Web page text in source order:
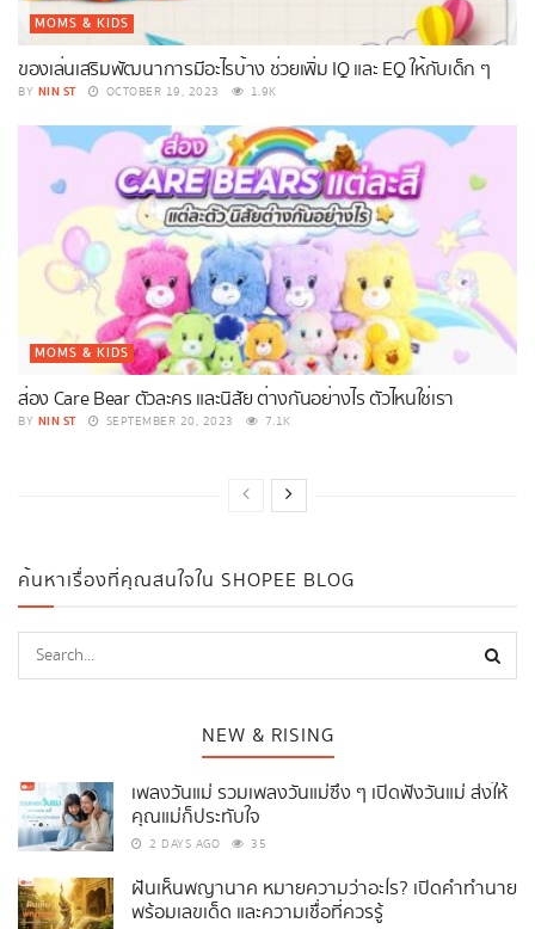
MOMS & KIDS
ของเล่นเสริมพัฒนาการมีอะไรบ้าง ช่วยเพิ่ม IQ และ EQ ให้กับเด็ก ๆ
BY NIN ST OCTOBER 19, 2023 1.9K
MOMS & KIDS
ส่อง Care Bear ตัวละคร และนิสัย ต่างกันอย่างไร ตัวไหนใช่เรา
BY NIN ST SEPTEMBER 20, 2023 7.1K
ค้นหาเรื่องที่คุณสนใจใน SHOPEE BLOG
NEW & RISING
เพลงวันแม่ รวมเพลงวันแม่ซึ้ง ๆ เปิดฟังวันแม่ ส่งให้
คุณแม่ก็ประทับใจ
2 DAYS AGO 35
ฝันเห็นพญานาค หมายความว่าอะไร? เปิดคำทำนาย
พร้อมเลขเด็ด และความเชื่อที่ควรรู้